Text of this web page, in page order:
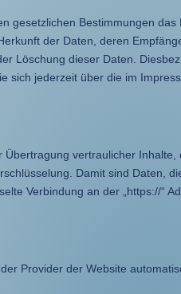
gesetzlichen Bestimmungen
der Daten, deren
Löschung dieser Daten.
sich jederzeit über die im
vertraulicher Inhalte,
Damit sind Daten,
Verbindung an der „https://“
Provider der Website